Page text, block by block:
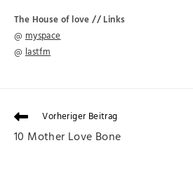
The House of love// Links
@myspace
@lastfm
Vorheriger Beitrag
10 Mother Love Bone